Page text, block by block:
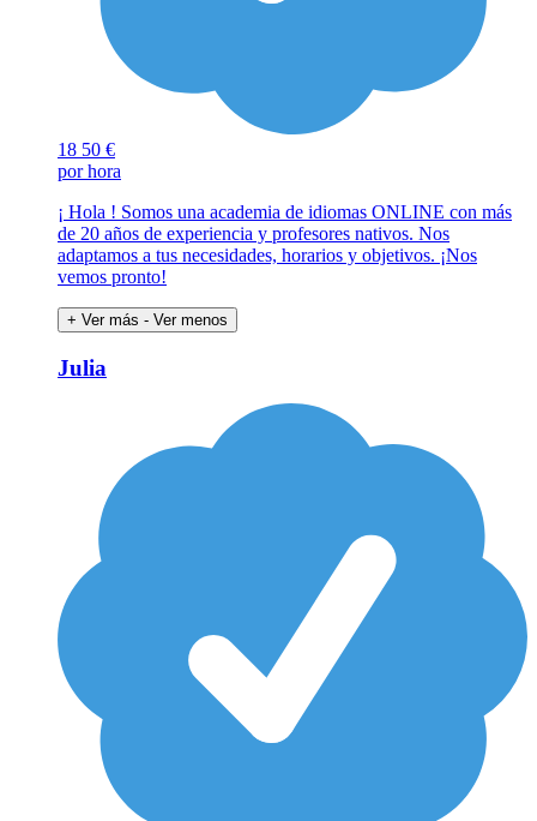
18 50 €
por hora
¡ Hola ! Somos una academia de idiomas ONLINE con más
de 20 años de experiencia y profesores nativos. Nos
adaptamos a tus necesidades, horarios y objetivos. ¡Nos
vemos pronto!
+ Ver más - Ver menos
Julia